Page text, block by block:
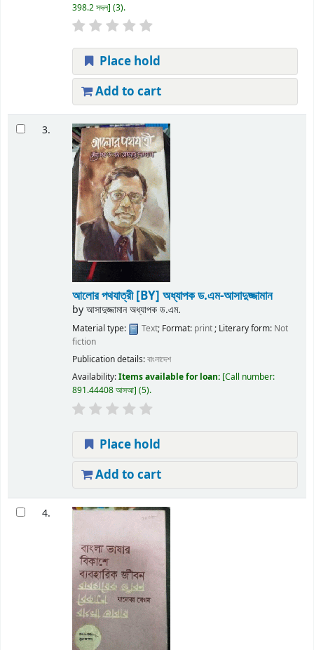
398.2 সদল (3).
Place hold
Add to cart
3.
আলোর পথযাত্রী[BY] অধ্যাপক ড.এম-আসাদুজ্জামান
byআসাদুজ্জামান অধ্যাপক ড.এম.
Material type: Text; Format: print; Literary form: Not
fiction
Publication details:বাংলাদেশ
Availability:Items available for loan: Call number:
891.44408 আসআ (5).
Place hold
Add to cart
4.